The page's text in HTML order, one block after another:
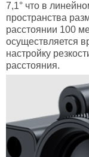
7,1° что в
пространства
расстоянии 100
осуществляется
настройку
расстояния.